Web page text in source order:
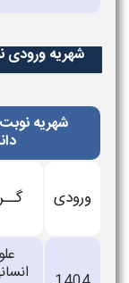
ورودی نوبت دوم
گــروه
انسانی و